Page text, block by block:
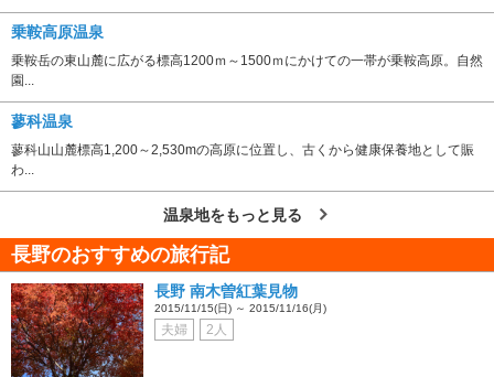
乗鞍高原温泉
乗鞍岳の東山麓に広がる標高1200ｍ～1500ｍにかけての一帯が乗鞍高原。自然
園...
蓼科温泉
蓼科山山麓標高1,200～2,530mの高原に位置し、古くから健康保養地として賑
わ...
温泉地をもっと見る
長野のおすすめの旅行記
長野 南木曽紅葉見物
2015/11/15(日) ～ 2015/11/16(月)
夫婦 2人